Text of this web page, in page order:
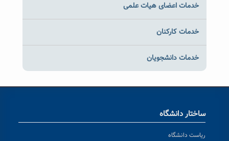
خدمات اعضای هیات علمی
خدمات کارکنان
خدمات دانشجویان
ساختار دانشگاه
ریاست دانشگاه